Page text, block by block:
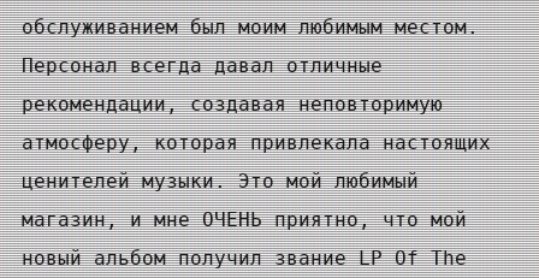
обслуживанием был моим любимым местом.
Персонал всегда давал отличные
рекомендации, создавая неповторимую
атмосферу, которая привлекала настоящих
ценителей музыки. Это мой любимый
магазин, и мне ОЧЕНЬ приятно, что мой
новый альбом получил звание LP Of The